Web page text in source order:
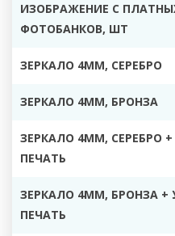
ИЗОБРАЖЕНИЕ С
ФОТОБАНКОВ, ШТ
ЗЕРКАЛО 4ММ, СЕРЕБРО
ЗЕРКАЛО 4ММ, БРОНЗА
ЗЕРКАЛО 4ММ, СЕРЕБРО
ПЕЧАТЬ
ЗЕРКАЛО 4ММ, БРОНЗА +
ПЕЧАТЬ